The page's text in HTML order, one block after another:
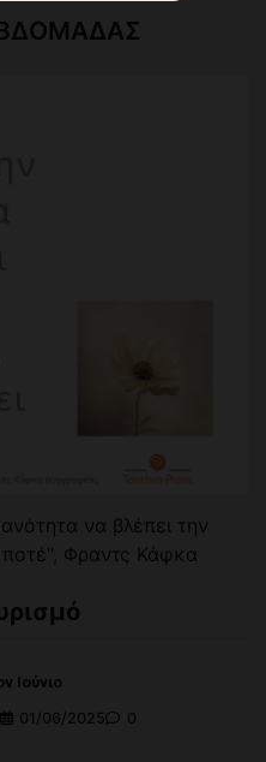
να βλέπει την
ποτέ", Φραντς Κάφκα
Ιούνιο
01/06/2025 0